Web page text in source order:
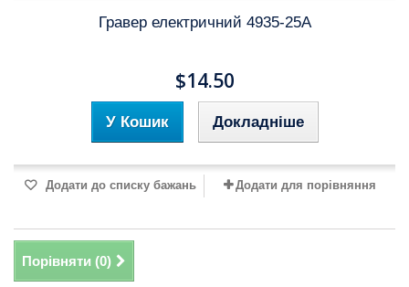
Гравер електричний 4935-25A
$14.50
У Кошик Докладніше
Додати до списку бажань Додати для порівняння
Порівняти (0)